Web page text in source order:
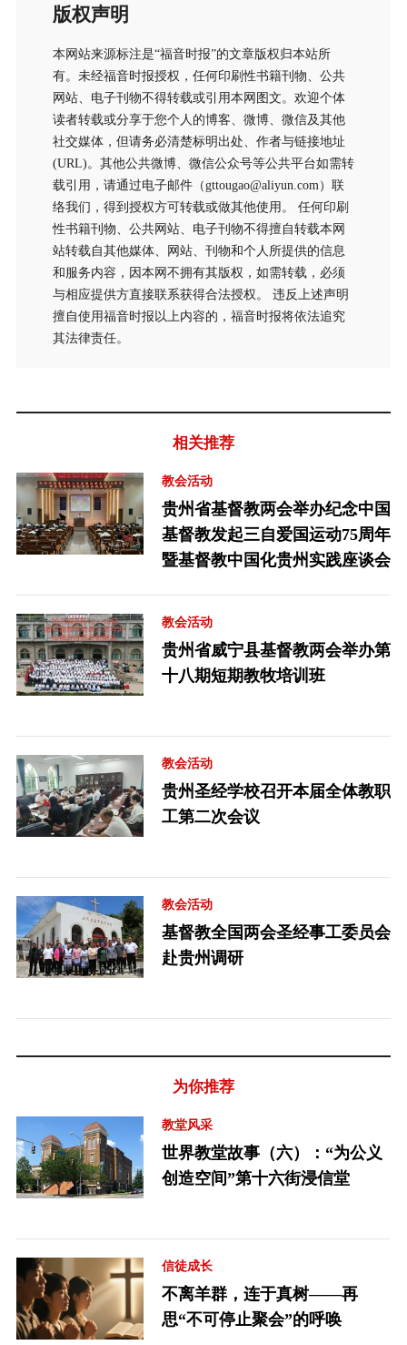
版权声明
本网站来源标注是“福音时报”的文章版权归本站所
有。未经福音时报授权，任何印刷性书籍刊物、公共
网站、电子刊物不得转载或引用本网图文。欢迎个体
读者转载或分享于您个人的博客、微博、微信及其他
社交媒体，但请务必清楚标明出处、作者与链接地址
(URL)。其他公共微博、微信公众号等公共平台如需转
载引用，请通过电子邮件（gttougao@aliyun.com）联
络我们，得到授权方可转载或做其他使用。 任何印刷
性书籍刊物、公共网站、电子刊物不得擅自转载本网
站转载自其他媒体、网站、刊物和个人所提供的信息
和服务内容，因本网不拥有其版权，如需转载，必须
与相应提供方直接联系获得合法授权。 违反上述声明
擅自使用福音时报以上内容的，福音时报将依法追究
其法律责任。
相关推荐
教会活动
贵州省基督教两会举办纪念中国
基督教发起三自爱国运动75周年
暨基督教中国化贵州实践座谈会
教会活动
贵州省威宁县基督教两会举办第
十八期短期教牧培训班
教会活动
贵州圣经学校召开本届全体教职
工第二次会议
教会活动
基督教全国两会圣经事工委员会
赴贵州调研
为你推荐
教堂风采
世界教堂故事（六）：“为公义
创造空间”第十六街浸信堂
信徒成长
不离羊群，连于真树——再
思“不可停止聚会”的呼唤